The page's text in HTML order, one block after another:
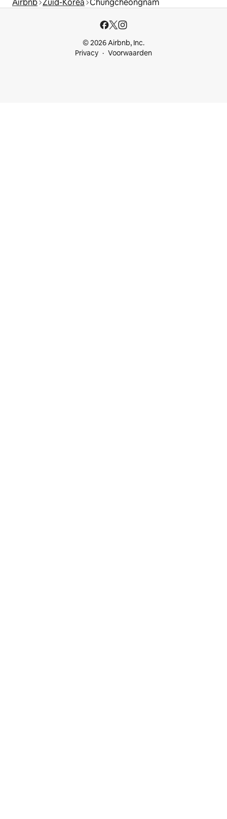
Airbnb Zuid-Korea Chungcheongnam
© 2026 Airbnb, Inc.
Privacy
Voorwaarden